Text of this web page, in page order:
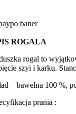
ROGALA
rogal to
szyi i karku.
– bawełna 100 %,
prania :